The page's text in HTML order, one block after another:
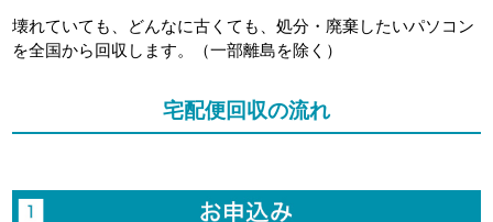
壊れていても、どんなに古くても、処分・廃棄したいパソコン
を全国から回収します。（一部離島を除く）
宅配便回収の流れ